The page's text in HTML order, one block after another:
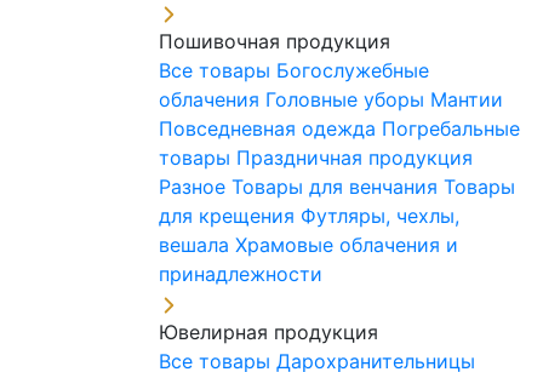
Пошивочная продукция
Все товары Богослужебные
облачения Головные уборы Мантии
Повседневная одежда Погребальные
товары Праздничная продукция
Разное Товары для венчания Товары
для крещения Футляры, чехлы,
вешала Храмовые облачения и
принадлежности
Ювелирная продукция
Все товары Дарохранительницы